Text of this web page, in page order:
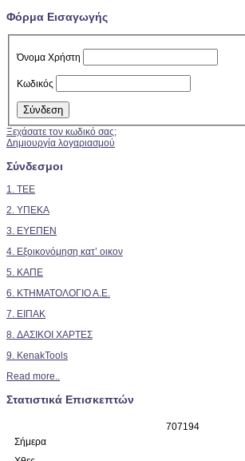
Φόρμα Εισαγωγής
Όνομα Χρήστη
Κωδικός
Ξεχάσατε τον κωδικό σας;
Δημιουργία λογαριασμού
Σύνδεσμοι
1. TEE
2. ΥΠΕΚΑ
3. ΕΥΕΠΕΝ
4. Εξοικονόμηση κατ’ οικον
5. ΚΑΠΕ
6. ΚΤΗΜΑΤΟΛΟΓΙΟ Α.Ε.
7. ΕΙΠΑΚ
8. ΔΑΣΙΚΟΙ ΧΑΡΤΕΣ
9. KenakTools
Read more..
Στατιστικά Επισκεπτών
707194
Σήμερα